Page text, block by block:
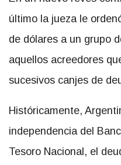
último la jueza le
de dólares a un grupo
aquellos acreedores
sucesivos canjes de
Históricamente,
independencia del
Tesoro Nacional, el